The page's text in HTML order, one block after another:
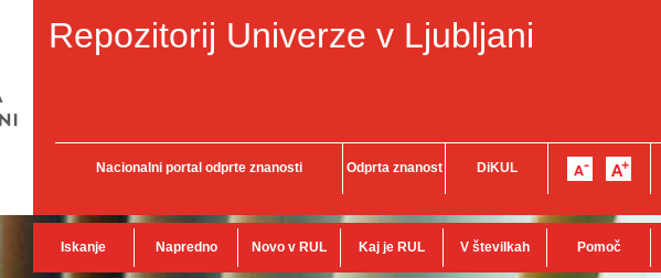
Repozitorij Univerze v Ljubljani
Nacionalni portal odprte znanosti Odprta znanost DiKUL
Iskanje Napredno Novo v RUL Kaj je RUL V številkah Pomoč